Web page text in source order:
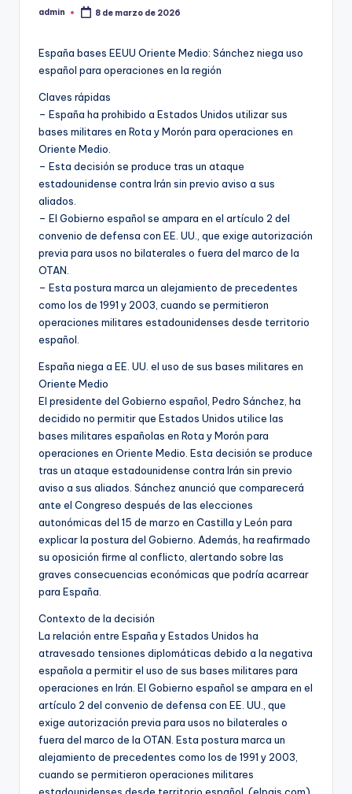
Publicado
admin 8 de marzo de 2026
España bases EEUU Oriente Medio: Sánchez niega uso
español para operaciones en la región
Claves rápidas
– España ha prohibido a Estados Unidos utilizar sus
bases militares en Rota y Morón para operaciones en
Oriente Medio.
– Esta decisión se produce tras un ataque
estadounidense contra Irán sin previo aviso a sus
aliados.
– El Gobierno español se ampara en el artículo 2 del
convenio de defensa con EE. UU., que exige autorización
previa para usos no bilaterales o fuera del marco de la
OTAN.
– Esta postura marca un alejamiento de precedentes
como los de 1991 y 2003, cuando se permitieron
operaciones militares estadounidenses desde territorio
español.
España niega a EE. UU. el uso de sus bases militares en
Oriente Medio
El presidente del Gobierno español, Pedro Sánchez, ha
decidido no permitir que Estados Unidos utilice las
bases militares españolas en Rota y Morón para
operaciones en Oriente Medio. Esta decisión se produce
tras un ataque estadounidense contra Irán sin previo
aviso a sus aliados. Sánchez anunció que comparecerá
ante el Congreso después de las elecciones
autonómicas del 15 de marzo en Castilla y León para
explicar la postura del Gobierno. Además, ha reafirmado
su oposición firme al conflicto, alertando sobre las
graves consecuencias económicas que podría acarrear
para España.
Contexto de la decisión
La relación entre España y Estados Unidos ha
atravesado tensiones diplomáticas debido a la negativa
española a permitir el uso de sus bases militares para
operaciones en Irán. El Gobierno español se ampara en el
artículo 2 del convenio de defensa con EE. UU., que
exige autorización previa para usos no bilaterales o
fuera del marco de la OTAN. Esta postura marca un
alejamiento de precedentes como los de 1991 y 2003,
cuando se permitieron operaciones militares